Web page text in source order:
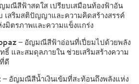
มณีสีฟ้าสดใส เปรียบเสมือนท้องฟ้าอัน
เสริมสติปัญญาและความคิดสร้างสรรค์
มิตรภาพและความแข็งแกร่ง
– อัญมณีสีฟ้าอ่อนที่เปี่ยมไปด้วยพลัง
ธิ์ และสมดุลภายใน ช่วยเสริมสร้างความ
ดี
– อัญมณีสีน้ำเงินเข้มที่สะท้อนถึงพลังแห่ง